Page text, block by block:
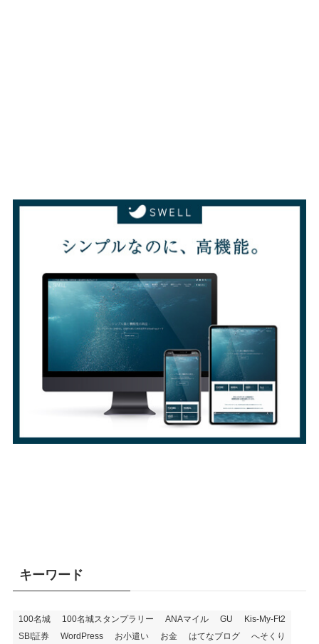
キーワード
100名城 100名城スタンプラリー ANAマイル GU
Kis-My-Ft2
SBI証券
WordPress お小遣い お金 はてなブログ へそくり